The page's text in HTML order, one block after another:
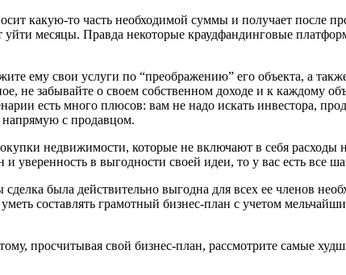
какую-то часть необходимой суммы и получает после
месяцы. Правда некоторые краудфандинговые
ему свои услуги по “преображению” его объекта, а
не забывайте о своем собственном доходе и к каждому
есть много плюсов: вам не надо искать инвестора,
напрямую с продавцом.
недвижимости, которые не включают в себя расходы
уверенность в выгодности своей идеи, то у вас есть все
была действительно выгодна для всех ее членов
составлять грамотный бизнес-план с учетом
просчитывая свой бизнес-план, рассмотрите самые